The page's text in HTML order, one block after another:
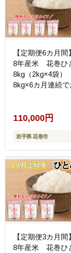
【定期便6カ月
8年産米 花巻ひ
8kg（2kg×4袋
8kg×6カ月連続で
110,000円
岩手県 花巻市
【定期便3カ月
8年産米 花巻ひ